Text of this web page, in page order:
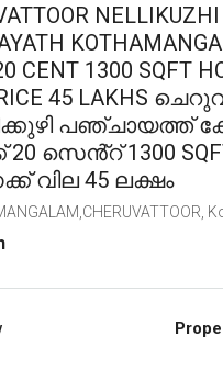
NELLIKUZHI
CENT 1300 SQFT
45 LAKHS
പഞ്ചായത്ത്
സെൻ്റ് 1300
വില 45 ലക്ഷം